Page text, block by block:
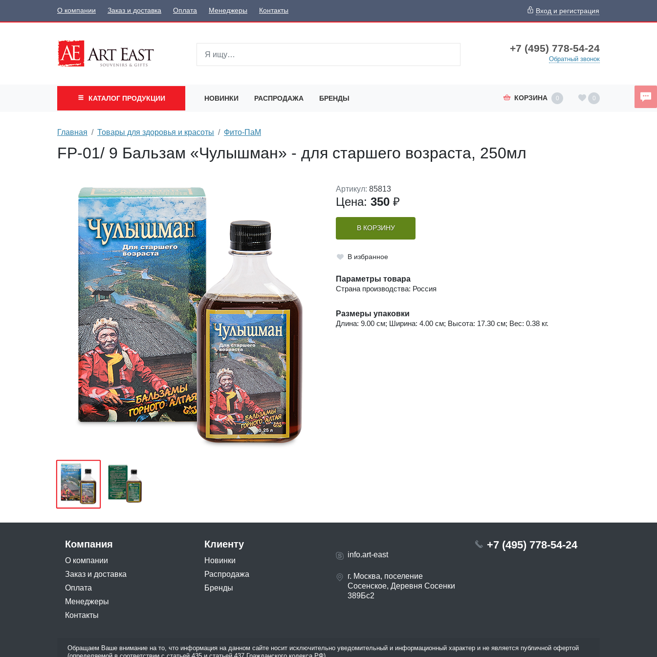
О компании Заказ и доставка Оплата Менеджеры Контакты Вход и регистрация
+7 (495) 778-54-24
Обратный звонок
КАТАЛОГ ПРОДУКЦИИ НОВИНКИ РАСПРОДАЖА БРЕНДЫ КОРЗИНА 0 0
Главная Товары для здоровья и красоты Фито-ПаМ
FP-01/ 9 Бальзам «Чулышман» - для старшего возраста, 250мл
Артикул: 85813
Цена: 350 ₽
В КОРЗИНУ
В избранное
Параметры товара
Страна производства: Россия
Размеры упаковки
Длина: 9.00 см; Ширина: 4.00 см; Высота: 17.30 см; Вес: 0.38 кг.
Компания
О компании
Заказ и доставка
Оплата
Менеджеры
Контакты
Клиенту
Новинки
Распродажа
Бренды
info.art-east
г. Москва, поселение
Сосенское, Деревня Сосенки
389Бс2
+7 (495) 778-54-24
Обращаем Ваше внимание на то, что информация на данном сайте носит исключительно уведомительный и информационный характер и не является публичной офертой